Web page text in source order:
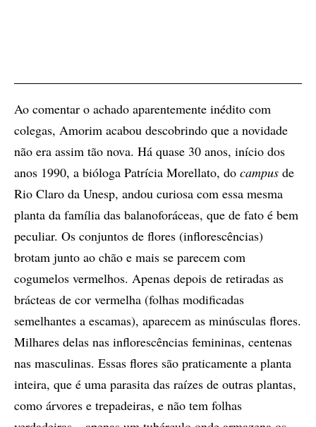
Ao comentar o achado aparentemente inédito com
colegas, Amorim acabou descobrindo que a novidade
não era assim tão nova. Há quase 30 anos, início dos
anos 1990, a bióloga Patrícia Morellato, do campus de
Rio Claro da Unesp, andou curiosa com essa mesma
planta da família das balanoforáceas, que de fato é bem
peculiar. Os conjuntos de flores (inflorescências)
brotam junto ao chão e mais se parecem com
cogumelos vermelhos. Apenas depois de retiradas as
brácteas de cor vermelha (folhas modificadas
semelhantes a escamas), aparecem as minúsculas flores.
Milhares delas nas inflorescências femininas, centenas
nas masculinas. Essas flores são praticamente a planta
inteira, que é uma parasita das raízes de outras plantas,
como árvores e trepadeiras, e não tem folhas